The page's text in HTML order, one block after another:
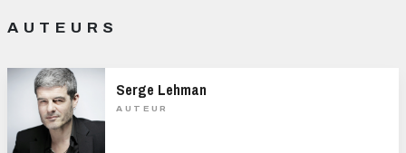
AUTEURS
Serge Lehman
AUTEUR